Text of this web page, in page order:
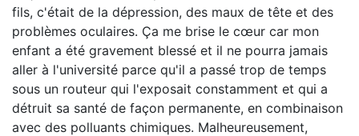
fils, c'était de la dépression, des maux de tête et des
problèmes oculaires. Ça me brise le cœur car mon
enfant a été gravement blessé et il ne pourra jamais
aller à l'université parce qu'il a passé trop de temps
sous un routeur qui l'exposait constamment et qui a
détruit sa santé de façon permanente, en combinaison
avec des polluants chimiques. Malheureusement,